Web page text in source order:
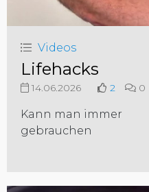
Videos
Lifehacks
14.06.2026 2 0
Kann man immer
gebrauchen